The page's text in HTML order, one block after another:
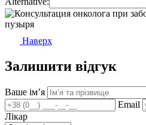
Наверх
Залишити відгук
Ваше імʼя
Email
Лікар